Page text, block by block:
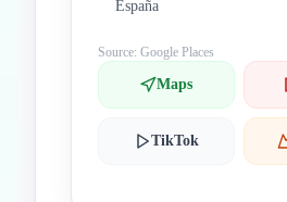
España
Source: Google Places
Maps
TikTok